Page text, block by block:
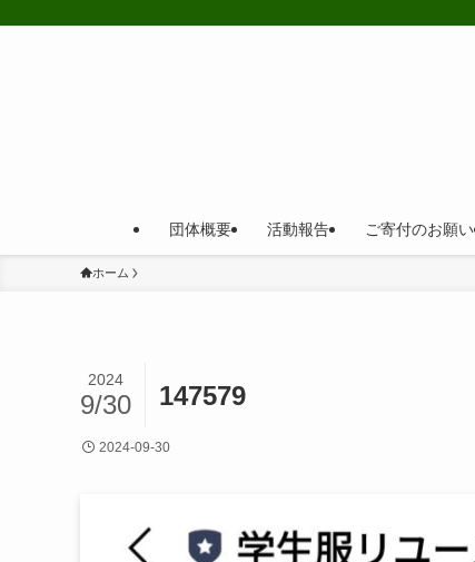
団体概要 活動報告 ご寄付のお願い
ホーム
147579
2024
9/30
2024-09-30